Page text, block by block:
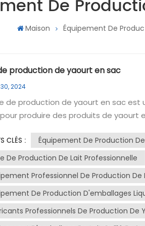
De
Maison Équipement De
production de yaourt en sac
30, 2024
production de yaourt en sac est un équipement spécial
produire des produits de yaourt
d'osmose inverse,
CIP, réservoir de cisaillement
mélange haute température,
instantanée UHT, cuve de
et de scellage de liquide, salle
froide à température
est utilisé pour mélanger le lait
CLÉS :
Équipement De Production De
De Production De Lait Professionnelle
Professionnel De Production De
De Production D'emballages
Professionnels De Production De